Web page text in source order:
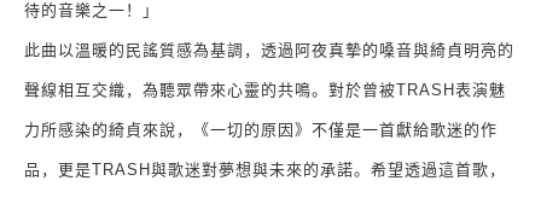
待的音樂之一！」
此曲以溫暖的民謠質感為基調，透過阿夜真摯的嗓音與綺貞明亮的
聲線相互交織，為聽眾帶來心靈的共鳴。對於曾被TRASH 表演魅
力所感染的綺貞來說，《一切的原因》不僅是一首獻給歌迷的作
品，更是TRASH 與歌迷對夢想與未來的承諾。希望透過這首歌，